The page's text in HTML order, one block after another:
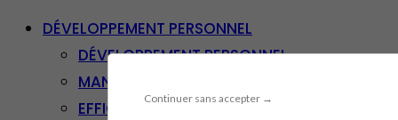
Continuer sans accepter →
DÉVELOPPEMENT PERSONNEL
DÉVELOPPEMENT PERSONNEL
MANAGEMENT
EFFICACITÉ PROFESSIONNELLE